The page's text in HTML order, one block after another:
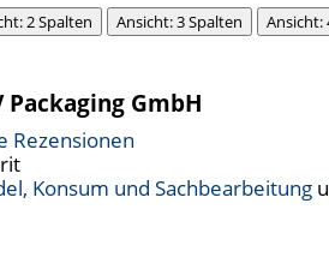
2 Spalten Ansicht: 3 Spalten Ansicht:
Packaging GmbH
Rezensionen
Konsum und Sachbearbeitung